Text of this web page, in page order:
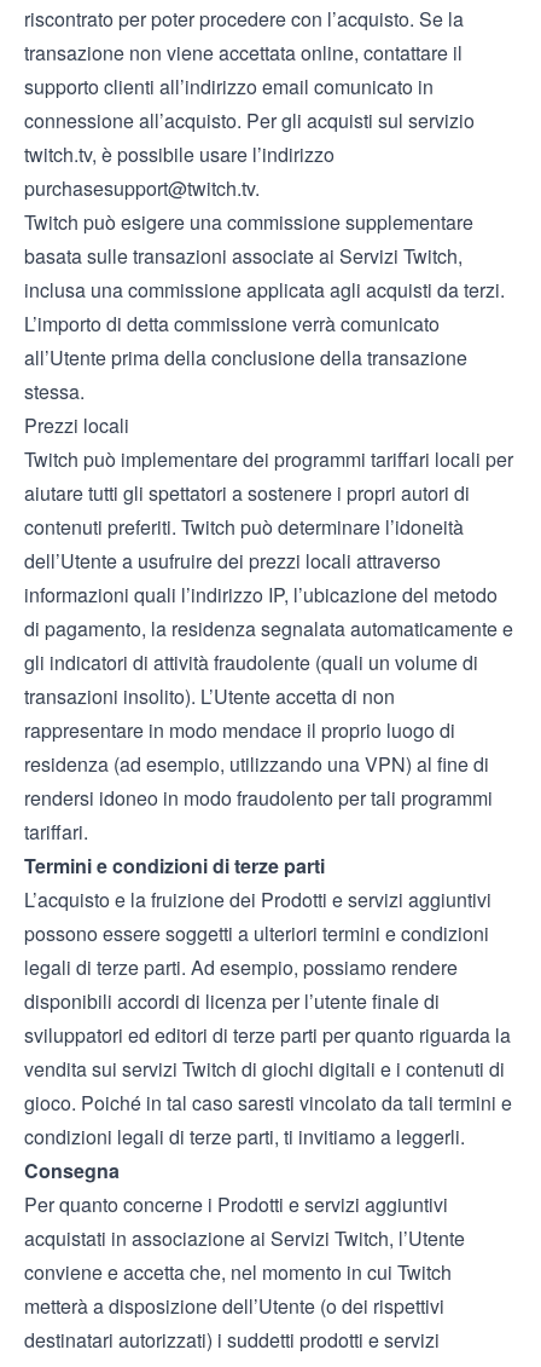
riscontrato per poter procedere con l’acquisto. Se la
transazione non viene accettata online, contattare il
supporto clienti all’indirizzo email comunicato in
connessione all’acquisto. Per gli acquisti sul servizio
twitch.tv, è possibile usare l’indirizzo
purchasesupport@twitch.tv.
Twitch può esigere una commissione supplementare
basata sulle transazioni associate ai Servizi Twitch,
inclusa una commissione applicata agli acquisti da terzi.
L’importo di detta commissione verrà comunicato
all’Utente prima della conclusione della transazione
stessa.
Prezzi locali
Twitch può implementare dei programmi tariffari locali per
aiutare tutti gli spettatori a sostenere i propri autori di
contenuti preferiti. Twitch può determinare l’idoneità
dell’Utente a usufruire dei prezzi locali attraverso
informazioni quali l’indirizzo IP, l’ubicazione del metodo
di pagamento, la residenza segnalata automaticamente e
gli indicatori di attività fraudolente (quali un volume di
transazioni insolito). L’Utente accetta di non
rappresentare in modo mendace il proprio luogo di
residenza (ad esempio, utilizzando una VPN) al fine di
rendersi idoneo in modo fraudolento per tali programmi
tariffari.
Termini e condizioni di terze parti
L’acquisto e la fruizione dei Prodotti e servizi aggiuntivi
possono essere soggetti a ulteriori termini e condizioni
legali di terze parti. Ad esempio, possiamo rendere
disponibili accordi di licenza per l’utente finale di
sviluppatori ed editori di terze parti per quanto riguarda la
vendita sui servizi Twitch di giochi digitali e i contenuti di
gioco. Poiché in tal caso saresti vincolato da tali termini e
condizioni legali di terze parti, ti invitiamo a leggerli.
Consegna
Per quanto concerne i Prodotti e servizi aggiuntivi
acquistati in associazione ai Servizi Twitch, l’Utente
conviene e accetta che, nel momento in cui Twitch
metterà a disposizione dell’Utente (o dei rispettivi
destinatari autorizzati) i suddetti prodotti e servizi